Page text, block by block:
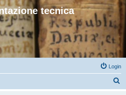
tecnica
Login